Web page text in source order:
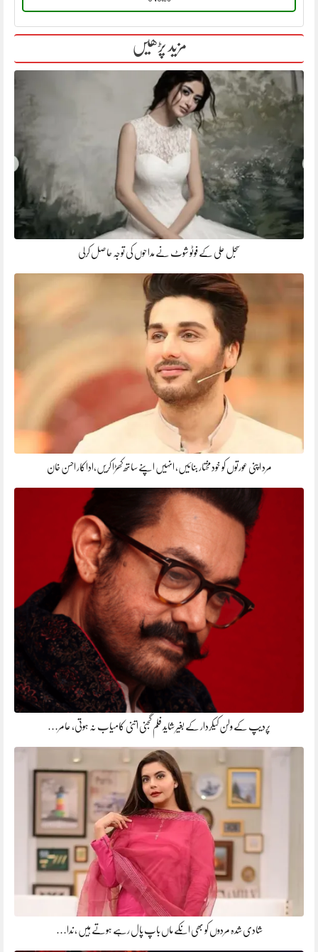
مزید پڑھیں
سجل علی کے فوٹو شوٹ نے مداحوں کی توجہ حاصل کرلی
مرد اپنی عورتوں کو خود مختار بنائیں، انہیں اپنے ساتھ کھڑا کریں،اداکار احسن خان
پردیپ کے ولن کیکردار کے بغیر شاید فلم گجنی اتنی کامیاب نہ ہوتی، عامر…
شادی شدہ مردوں کو بھی انکے ماں باپ پال رہے ہوتے ہیں ، ندا…